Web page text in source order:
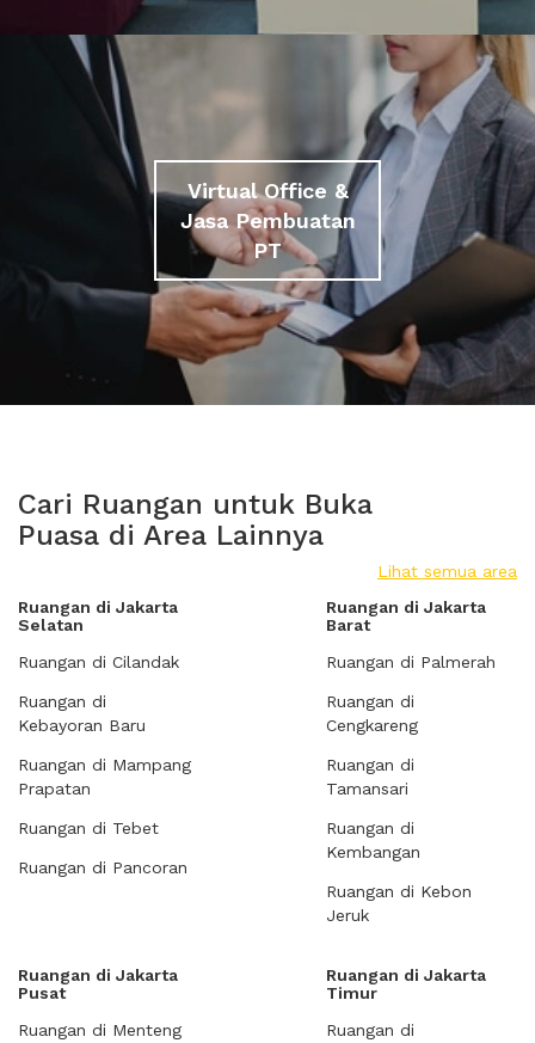
Virtual Office &
Jasa Pembuatan
PT
Cari Ruangan untuk Buka
Puasa di Area Lainnya
Lihat semua area
Ruangan di Jakarta
Selatan
Ruangan di Cilandak
Ruangan di
Kebayoran Baru
Ruangan di Mampang
Prapatan
Ruangan di Tebet
Ruangan di Pancoran
Ruangan di Jakarta
Barat
Ruangan di Palmerah
Ruangan di
Cengkareng
Ruangan di
Tamansari
Ruangan di
Kembangan
Ruangan di Kebon
Jeruk
Ruangan di Jakarta
Pusat
Ruangan di Menteng
Ruangan di Jakarta
Timur
Ruangan di